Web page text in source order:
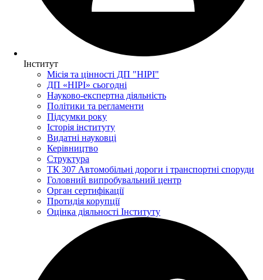
Інститут
Місія та цінності ДП "НІРІ"
ДП «НІРІ» сьогодні
Науково-експертна діяльність
Політики та регламенти
Підсумки року
Історія інституту
Видатні науковці
Керівництво
Структура
ТК 307 Автомобільні дороги і транспортні споруди
Головний випробувальний центр
Орган сертифікації
Протидія корупції
Оцінка діяльності Інституту